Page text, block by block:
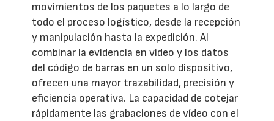
movimientos de los paquetes a lo largo de
todo el proceso logístico, desde la recepción
y manipulación hasta la expedición. Al
combinar la evidencia en vídeo y los datos
del código de barras en un solo dispositivo,
ofrecen una mayor trazabilidad, precisión y
eficiencia operativa. La capacidad de cotejar
rápidamente las grabaciones de vídeo con el